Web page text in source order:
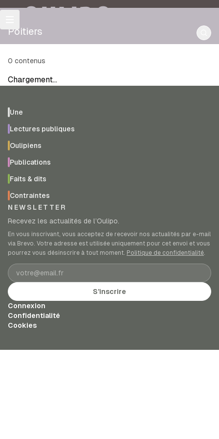
OULIPO
Poitiers
0 contenus
Chargement…
Une
Lectures publiques
Oulipiens
Publications
Faits & dits
Contraintes
NEWSLETTER
Recevez les actualités de l’Oulipo.
En vous inscrivant, vous acceptez de recevoir nos actualités par e-mail
via Brevo. Votre adresse est utilisée uniquement pour cet envoi et vous
pourrez vous désinscrire à tout moment. Politique de confidentialité.
Adresse e-mail
S’inscrire
Connexion
Confidentialité
Cookies